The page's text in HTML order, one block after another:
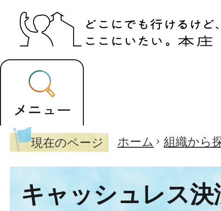
現在のページ ホーム 組織から
キャッシュレス